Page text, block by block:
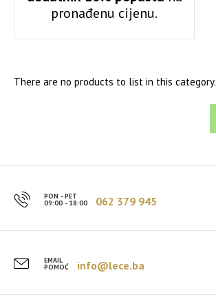
pronađenu cijenu.
There are no products to list in this category.
PON - PET
09:00 - 18:00 062 379 945
EMAIL
POMOĆ info@lece.ba